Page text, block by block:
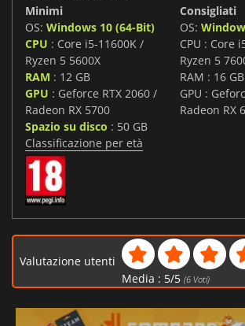
Minimi
OS: Windows 10 (64-Bit)
CPU : Core i5-11600K /
Ryzen 5 5600X
RAM : 12 GB
GPU : Geforce RTX 2060 /
Radeon RX 5700
Spazio su disco : 50 GB
Consigliati
OS:
CPU : Core
Ryzen 5
RAM : 16 GB
GPU :
Radeon RX
Classificazione per età
Valutazione utenti
Media : 5/5 (6Voti)